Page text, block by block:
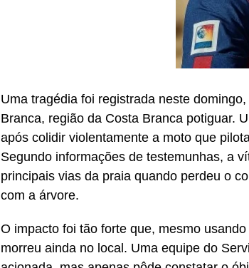
Uma tragédia foi registrada neste
Branca, região da Costa Branca potiguar.
após colidir violentamente a moto que
Segundo informações de testemunhas, a
principais vias da praia quando perdeu o
com a árvore.
O impacto foi tão forte que, mesmo
morreu ainda no local. Uma equipe do